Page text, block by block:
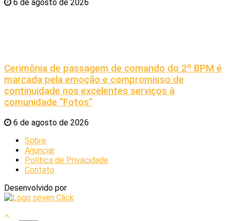
6 de agosto de 2026
Cerimônia de passagem de comando do 2º BPM é
marcada pela emoção e compromisso de
continuidade nos excelentes serviços à
comunidade “Fotos”
6 de agosto de 2026
Sobre
Anunciar
Política de Privacidade
Contato
Desenvolvido por